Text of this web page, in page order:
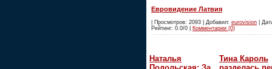
Евровидение Латвия
| Просмотров: 2093 | Добавил: eurovision |
Рейтинг: 0.0/0 | Комментарии (0)
Наталья
Тина Кароль